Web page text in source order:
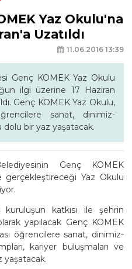
Yaz Okulu'na
Uzatıldı
11.06.2016 13:39
Genç KOMEK Yaz Okulu
ilgi üzerine 17 Haziran
Genç KOMEK Yaz Okulu,
sanat, dinimiz-
bir yaz yaşatacak.
Genç KOMEK
Yaz Okulu
katkısı ile şehrin
yapılacak Genç KOMEK
öğrencilere sanat, dinimiz-
kariyer buluşmaları ve
yaşatacak.